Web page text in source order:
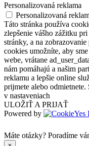
Personalizovaná reklama
Personalizovaná
Táto stránka používa
zlepšenie vášho zážitku
stránky, a na
cookies umožníte, aby
webe, vrátane
nám pomáhajú a našim
reklamu a lepšie online
prijmete alebo
v nastaveniach
ULOŽIŤ A PRIJAŤ
Powered by
Máte otázky? Poradíme